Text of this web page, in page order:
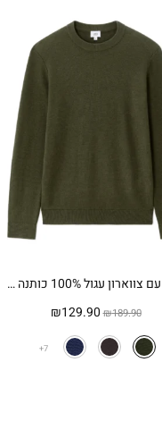
סוודר עם צווארון עגול 100% כותנה פיקה – חאקי
₪189.90
המחיר
היה:
₪129.90
הוא:
7